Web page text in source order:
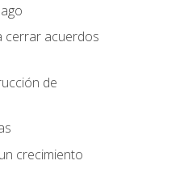
cerrar acuerdos
de
crecimiento